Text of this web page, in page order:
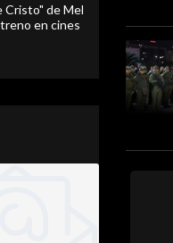
Cristo" de Mel
en cines